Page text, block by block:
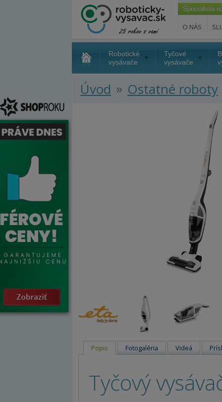
Špecialista
O NÁS
Robotické
vysávače
Tyčové
vysávače
Úvod » Ostatné roboty
Popis Fotogaléria Videá
Tyčový